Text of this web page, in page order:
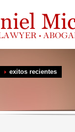
exitos recientes